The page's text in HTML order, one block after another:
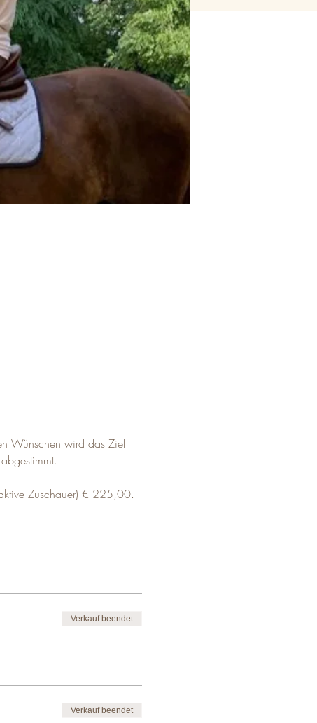
Wünschen wird das Ziel
Zuschauer) € 225,00.
Verkauf beendet
Verkauf beendet